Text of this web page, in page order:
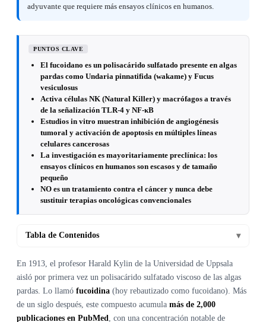
adyuvante que requiere más ensayos clínicos en humanos.
PUNTOS CLAVE
El fucoidano es un polisacárido sulfatado presente en algas
pardas como Undaria pinnatifida (wakame) y Fucus
vesiculosus
Activa células NK (Natural Killer) y macrófagos a través
de la señalización TLR-4 y NF-κB
Estudios in vitro muestran inhibición de angiogénesis
tumoral y activación de apoptosis en múltiples líneas
celulares cancerosas
La investigación es mayoritariamente preclínica: los
ensayos clínicos en humanos son escasos y de tamaño
pequeño
NO es un tratamiento contra el cáncer y nunca debe
sustituir terapias oncológicas convencionales
Tabla de Contenidos ▾
En 1913, el profesor Harald Kylin de la Universidad de Uppsala
aisló por primera vez un polisacárido sulfatado viscoso de las algas
pardas. Lo llamó fucoidina (hoy rebautizado como fucoidano). Más
de un siglo después, este compuesto acumula más de 2,000
publicaciones en PubMed
, con una concentración notable de